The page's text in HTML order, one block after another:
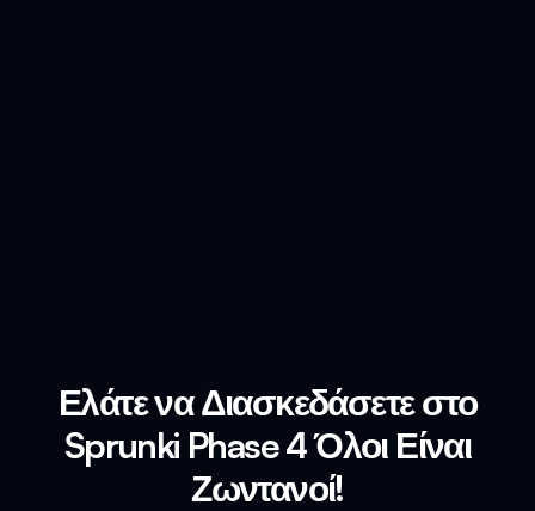
Ελάτε να Διασκεδάσετε στο
Sprunki Phase 4 Όλοι Είναι
Ζωντανοί!